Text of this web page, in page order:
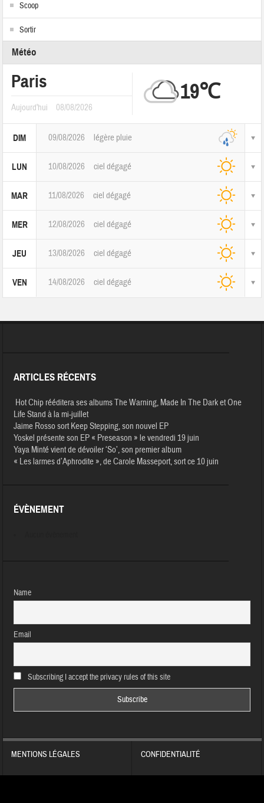
Scoop
Sortir
Météo
Paris
Aujourd'hui 08/08/2026
19℃
DIM 09/08/2026 légère pluie
LUN 10/08/2026 ciel dégagé
MAR 11/08/2026 ciel dégagé
MER 12/08/2026 ciel dégagé
JEU 13/08/2026 ciel dégagé
VEN 14/08/2026 ciel dégagé
ARTICLES RÉCENTS
Hot Chip rééditera ses albums The Warning, Made In The Dark et One
Life Stand à la mi-juillet
Jaime Rosso sort Keep Stepping, son nouvel EP
Yoskel présente son EP « Preseason » le vendredi 19 juin
Yaya Minté vient de dévoiler ‘So’, son premier album
« Les larmes d’Aphrodite », de Carole Masseport, sort ce 10 juin
ÉVÈNEMENT
Name
Email
Subscribing I accept the privacy rules of this site
MENTIONS LÉGALES CONFIDENTIALITÉ